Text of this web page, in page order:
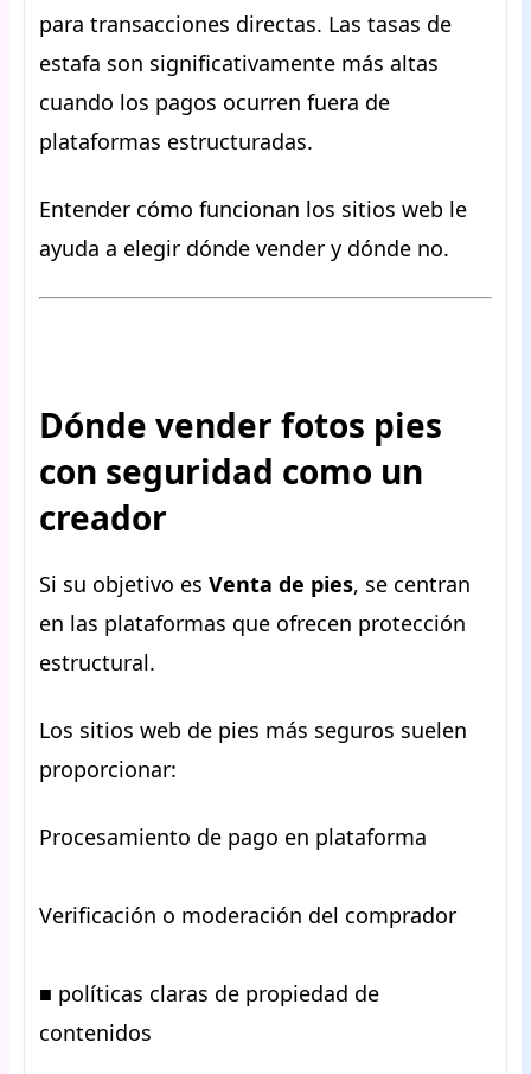
para transacciones directas. Las tasas de
estafa son significativamente más altas
cuando los pagos ocurren fuera de
plataformas estructuradas.
Entender cómo funcionan los sitios web le
ayuda a elegir dónde vender y dónde no.
Dónde vender fotos pies
con seguridad como un
creador
Si su objetivo es Venta de pies, se centran
en las plataformas que ofrecen protección
estructural.
Los sitios web de pies más seguros suelen
proporcionar:
Procesamiento de pago en plataforma
Verificación o moderación del comprador
■ políticas claras de propiedad de
contenidos